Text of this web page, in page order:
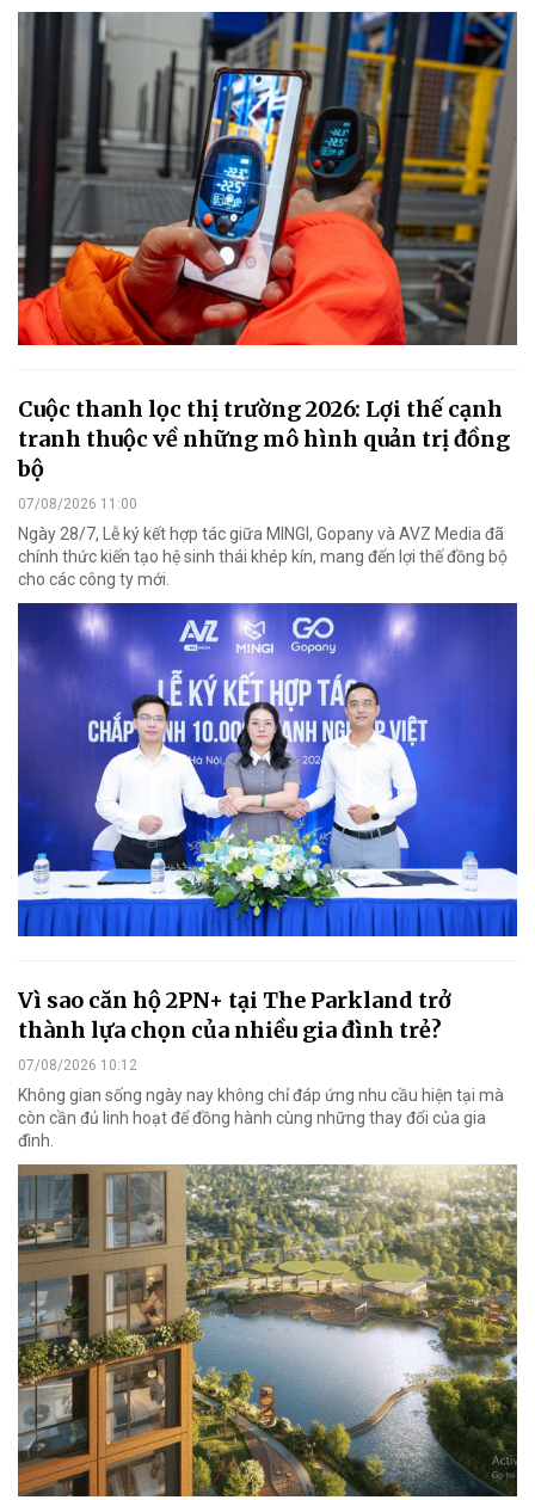
Cuộc thanh lọc thị trường 2026: Lợi thế cạnh
tranh thuộc về những mô hình quản trị đồng
bộ
07/08/2026 11:00
Ngày 28/7, Lễ ký kết hợp tác giữa MINGI, Gopany và AVZ Media đã
chính thức kiến tạo hệ sinh thái khép kín, mang đến lợi thế đồng bộ
cho các công ty mới.
Vì sao căn hộ 2PN+ tại The Parkland trở
thành lựa chọn của nhiều gia đình trẻ?
07/08/2026 10:12
Không gian sống ngày nay không chỉ đáp ứng nhu cầu hiện tại mà
còn cần đủ linh hoạt để đồng hành cùng những thay đổi của gia
đình.